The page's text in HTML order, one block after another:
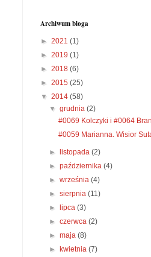
Archiwum bloga
► 2021 (1)
► 2019 (1)
► 2018 (6)
► 2015 (25)
▼ 2014 (58)
▼grudnia(2)
#0069 Kolczyki i #0064
#0059 Marianna. Wisior
►listopada(2)
►października(4)
►września(4)
►sierpnia(11)
►lipca(3)
►czerwca(2)
►maja(8)
►kwietnia(7)